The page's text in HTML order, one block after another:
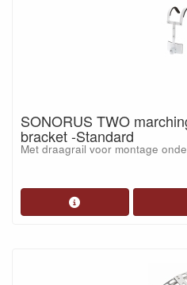
SONORUS TWO
bracket -Standard
Met draagrail voor montage